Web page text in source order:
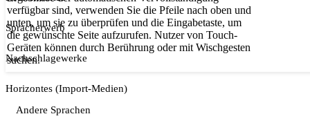
verfügbar sind, verwenden Sie die Pfeile nach oben und
unten, um sie zu überprüfen und die Eingabetaste, um
die gewünschte Seite aufzurufen. Nutzer von Touch-
Geräten können durch Berührung oder mit Wischgesten
suchen.
Spracherwerb
Nachschlagewerke
Horizontes (Import-Medien)
Andere Sprachen